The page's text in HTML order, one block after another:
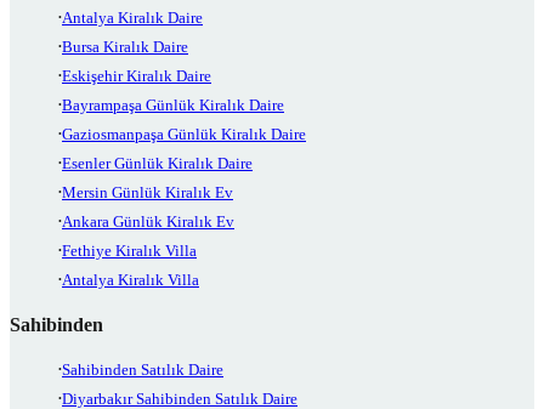
Antalya Kiralık Daire
Bursa Kiralık Daire
Eskişehir Kiralık Daire
Bayrampaşa Günlük Kiralık Daire
Gaziosmanpaşa Günlük Kiralık Daire
Esenler Günlük Kiralık Daire
Mersin Günlük Kiralık Ev
Ankara Günlük Kiralık Ev
Fethiye Kiralık Villa
Antalya Kiralık Villa
Sahibinden
Sahibinden Satılık Daire
Diyarbakır Sahibinden Satılık Daire